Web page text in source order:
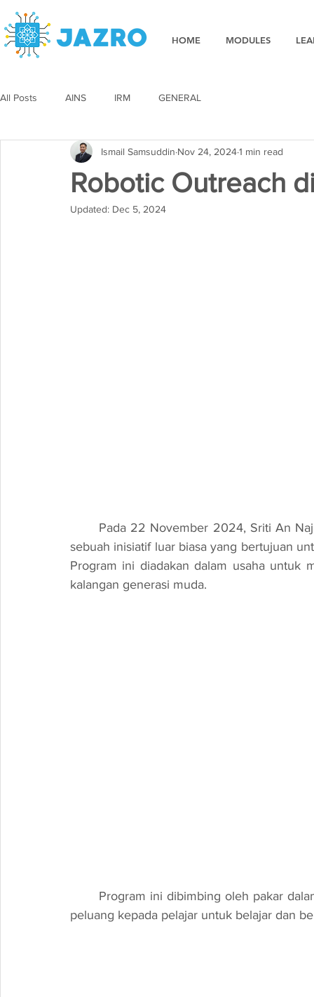
HOME MODULES
All Posts AINS IRM GENERAL
Robotic Outreach
Ismail Samsuddin Nov 24, 20241 min read
Updated: Dec 5, 2024
sebuah inisiatif luar biasa yang bertujuan
Program ini diadakan dalam usaha untuk
kalangan generasi muda.
peluang kepada pelajar untuk belajar dan